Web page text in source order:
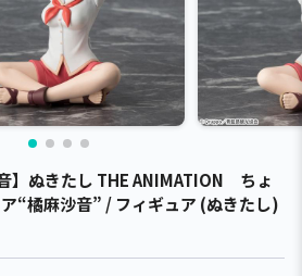
】ぬきたし THE ANIMATION ちょ
“橘麻沙音” / フィギュア (ぬきたし)